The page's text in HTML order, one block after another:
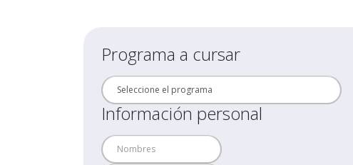
Programa a cursar
Información personal